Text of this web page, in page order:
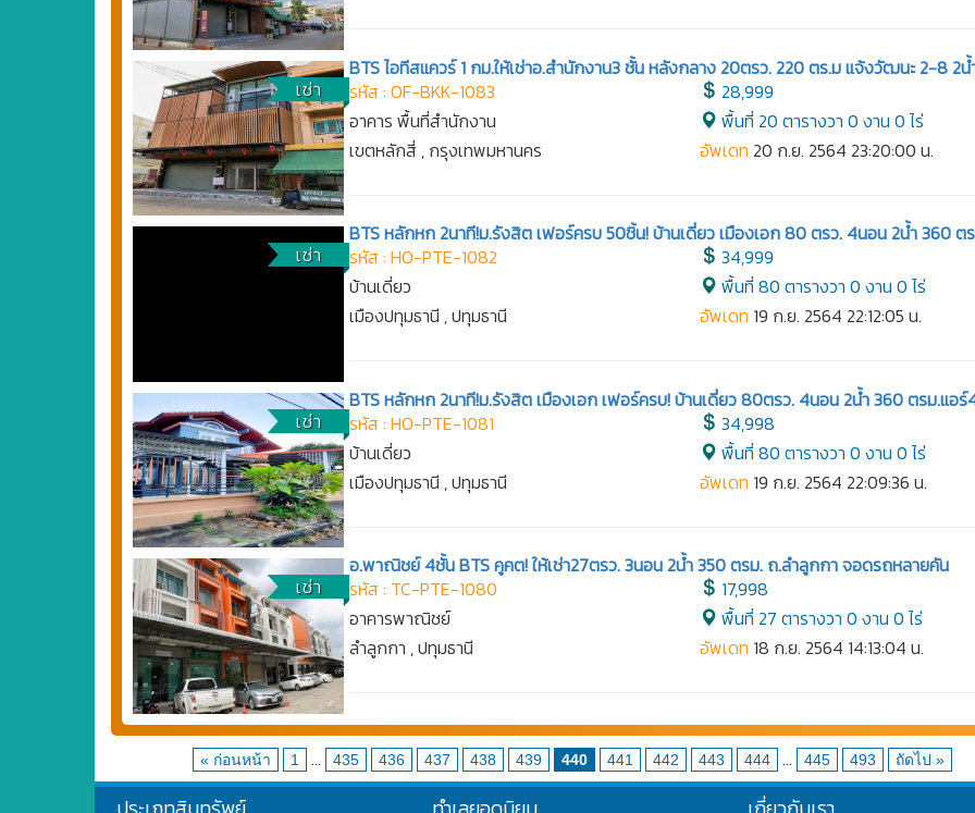
เช่า
BTS ไอทีสแควร์ 1 กม.ให้เช่าอ.สำนักงาน3 ชั้น หลังกลาง 20ตรว. 220 ตร.ม แจ้งวัฒนะ 2-8 2น้
รหัส : OF-BKK-1083
อาคาร พื้นที่สำนักงาน
เขตหลักสี่ , กรุงเทพมหานคร
28,999
พื้นที่ 20 ตารางวา 0 งาน 0 ไร่
อัพเดท 20 ก.ย. 2564 23:20:00 น.
เช่า
BTS หลักหก 2นาที!ม.รังสิต เฟอร์ครบ 50ชิ้น! บ้านเดี่ยว เมืองเอก 80 ตรว. 4นอน 2น้ำ 360 ต
รหัส : HO-PTE-1082
บ้านเดี่ยว
เมืองปทุมธานี , ปทุมธานี
34,999
พื้นที่ 80 ตารางวา 0 งาน 0 ไร่
อัพเดท 19 ก.ย. 2564 22:12:05 น.
เช่า
BTS หลักหก 2นาที!ม.รังสิต เมืองเอก เฟอร์ครบ! บ้านเดี่ยว 80ตรว. 4นอน 2น้ำ 360 ตรม.แอร์
รหัส : HO-PTE-1081
บ้านเดี่ยว
เมืองปทุมธานี , ปทุมธานี
34,998
พื้นที่ 80 ตารางวา 0 งาน 0 ไร่
อัพเดท 19 ก.ย. 2564 22:09:36 น.
เช่า
อ.พาณิชย์ 4ชั้น BTS คูคต! ให้เช่า27ตรว. 3นอน 2น้ำ 350 ตรม. ถ.ลำลูกกา จอดรถหลายคัน
รหัส : TC-PTE-1080
อาคารพาณิชย์
ลำลูกกา , ปทุมธานี
17,998
พื้นที่ 27 ตารางวา 0 งาน 0 ไร่
อัพเดท 18 ก.ย. 2564 14:13:04 น.
« ก่อนหน้า 1 ... 435 436 437 438 439 440 441 442 443 444 ... 445 493 ถัดไป »